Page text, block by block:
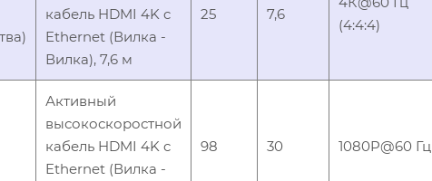
кабель HDMI 4K c
Ethernet (Вилка -
Вилка), 7,6 м
25 7,6
(4:4:4)
Активный
высокоскоростной
кабель HDMI 4K c
Ethernet (Вилка -
98 30 1080P@60 Гц